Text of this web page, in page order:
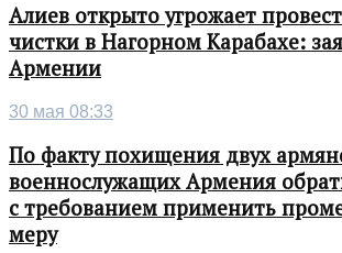
Алиев открыто угрожает
чистки в Нагорном Карабахе:
Армении
30 мая 08:33
По факту похищения двух
военнослужащих Армения
с требованием применить
меру